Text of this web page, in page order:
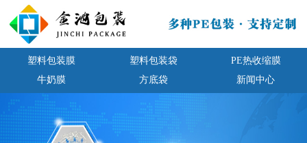
塑料包装膜 塑料包装袋
PE热收缩膜
牛奶膜
方底袋 新闻中心